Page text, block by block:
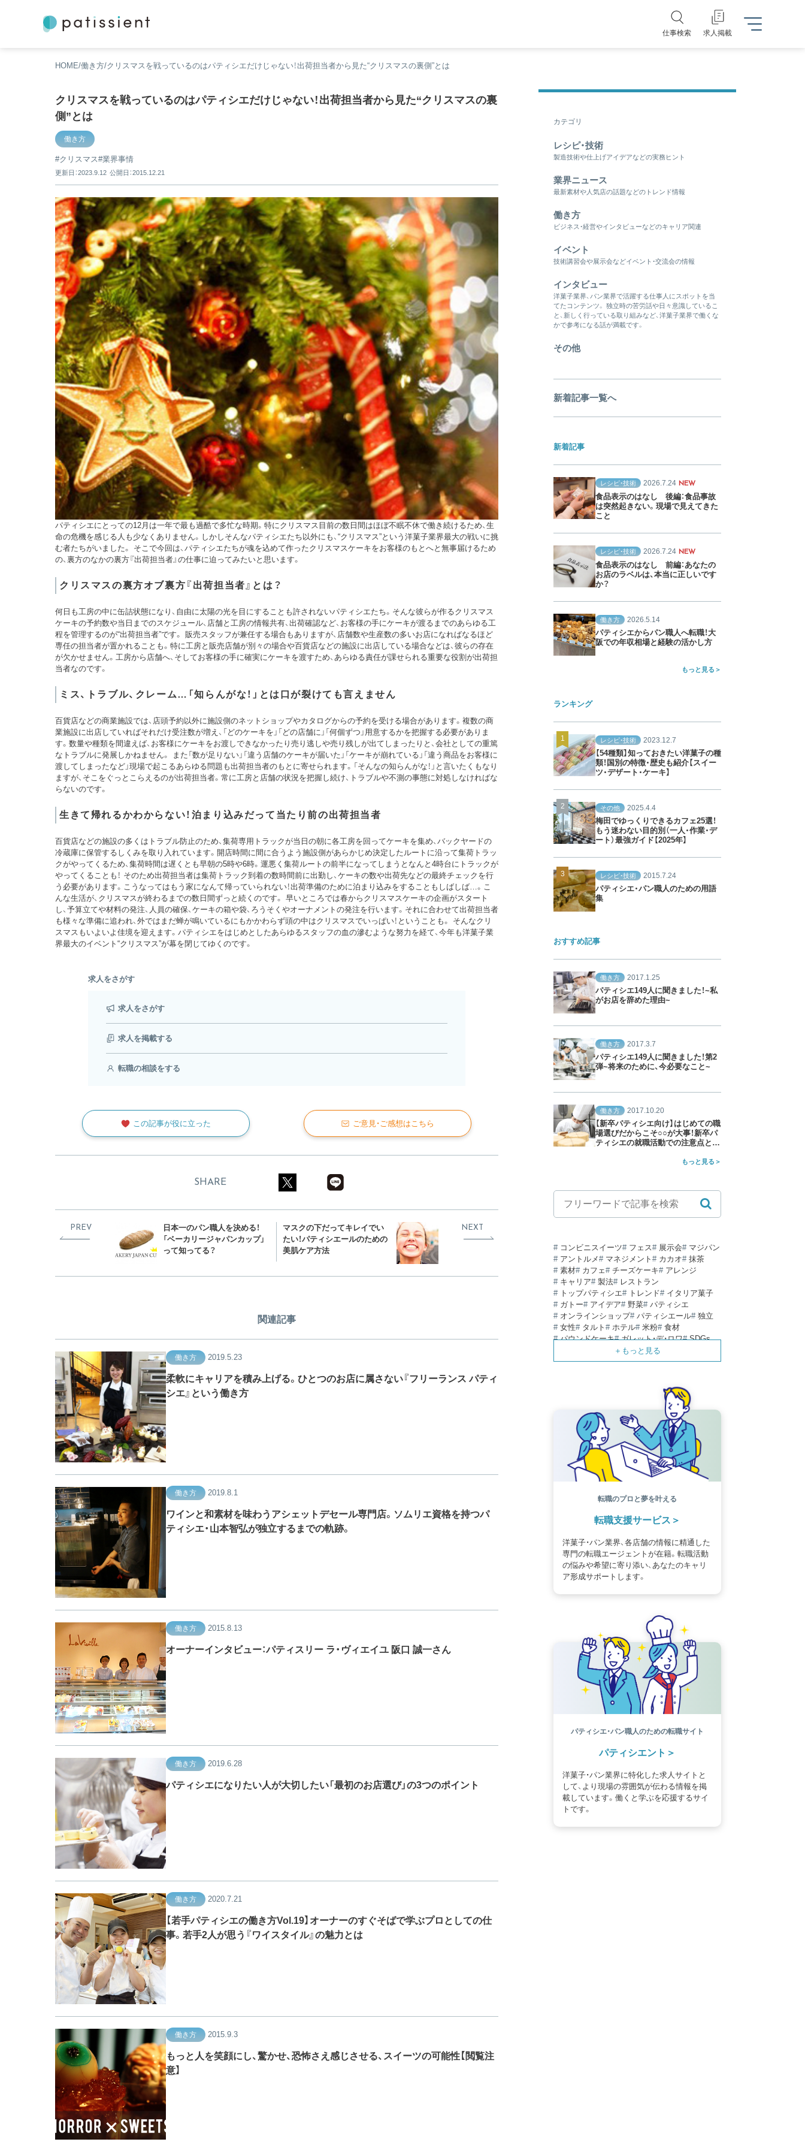
仕事検索 求人掲載
HOME 働き方 クリスマスを戦っているのはパティシエだけじゃない！出荷担当者から見た“クリスマスの裏側”とは
クリスマスを戦っているのはパティシエだけじゃない！出荷担当者から見た“クリスマスの裏
側”とは
働き方
クリスマス 業界事情
更新日：2023.9.12 公開日：2015.12.21
パティシエにとっての12月は一年で最も過酷で多忙な時期。特にクリスマス目前の数日間はほぼ不眠不休で働き続けるため、生
命の危機を感じる人も少なくありません。しかしそんなパティシエたち以外にも、“クリスマス”という洋菓子業界最大の戦いに挑
む者たちがいました。 そこで今回は、パティシエたちが魂を込めて作ったクリスマスケーキをお客様のもとへと無事届けるため
の、裏方のなかの裏方『出荷担当者』の仕事に迫ってみたいと思います。
クリスマスの裏方オブ裏方『出荷担当者』とは？
何日も工房の中に缶詰状態になり、自由に太陽の光を目にすることも許されないパティシエたち。そんな彼らが作るクリスマス
ケーキの予約数や当日までのスケジュール、店舗と工房の情報共有、出荷確認など、お客様の手にケーキが渡るまでのあらゆる工
程を管理するのが“出荷担当者”です。 販売スタッフが兼任する場合もありますが、店舗数や生産数の多いお店になればなるほど
専任の担当者が置かれることも。特に工房と販売店舗が別々の場合や百貨店などの施設に出店している場合などは、彼らの存在
が欠かせません。工房から店舗へ、そしてお客様の手に確実にケーキを渡すため、あらゆる責任が課せられる重要な役割が出荷担
当者なのです。
ミス、トラブル、クレーム…「知らんがな！」とは口が裂けても言えません
百貨店などの商業施設では、店頭予約以外に施設側のネットショップやカタログからの予約を受ける場合があります。複数の商
業施設に出店していればそれだけ受注数が増え、「どのケーキを」「どの店舗に」「何個ずつ」用意するかを把握する必要がありま
す。数量や種類を間違えば、お客様にケーキをお渡しできなかったり売り逃しや売り残しが出てしまったりと、会社としての重篤
なトラブルに発展しかねません。 また「数が足りない」「違う店舗のケーキが届いた」「ケーキが崩れている」「違う商品をお客様に
渡してしまったなど」現場で起こるあらゆる問題も出荷担当者のもとに寄せられます。「そんなの知らんがな！」と言いたくもなり
ますが、そこをぐっとこらえるのが出荷担当者。常に工房と店舗の状況を把握し続け、トラブルや不測の事態に対処しなければな
らないのです。
生きて帰れるかわからない！泊まり込みだって当たり前の出荷担当者
百貨店などの施設の多くはトラブル防止のため、集荷専用トラックが当日の朝に各工房を回ってケーキを集め、バックヤードの
冷蔵庫に保管するしくみを取り入れています。開店時間に間に合うよう施設側があらかじめ決定したルートに沿って集荷トラッ
クがやってくるため、集荷時間は遅くとも早朝の5時や6時。運悪く集荷ルートの前半になってしまうとなんと4時台にトラックが
やってくることも！ そのため出荷担当者は集荷トラック到着の数時間前に出勤し、ケーキの数や出荷先などの最終チェックを行
う必要があります。こうなってはもう家になんて帰っていられない！出荷準備のために泊まり込みをすることもしばしば…。こ
んな生活が、クリスマスが終わるまでの数日間ずっと続くのです。 早いところでは春からクリスマスケーキの企画がスタート
し、予算立てや材料の発注、人員の確保、ケーキの箱や袋、ろうそくやオーナメントの発注を行います。それに合わせて出荷担当者
も様々な準備に追われ、外ではまだ蝉が鳴いているにもかかわらず頭の中はクリスマスでいっぱい！ということも。 そんなクリ
スマスもいよいよ佳境を迎えます。パティシエをはじめとしたあらゆるスタッフの血の滲むような努力を経て、今年も洋菓子業
界最大のイベント“クリスマス”が幕を閉じてゆくのです。
求人をさがす
求人をさがす
求人を掲載する
転職の相談をする
この記事が役に立った ご意見・ご感想はこちら
SHARE
PREV
日本一のパン職人を決める！
「ベーカリージャパンカップ」
って知ってる？
NEXT
マスクの下だってキレイでい
たい！パティシエールのための
美肌ケア方法
関連記事
働き方 2019.5.23
柔軟にキャリアを積み上げる。ひとつのお店に属さない『フリーランス パティ
シエ』という働き方
働き方 2019.8.1
ワインと和素材を味わうアシェットデセール専門店。ソムリエ資格を持つパ
ティシエ・山本智弘が独立するまでの軌跡。
働き方 2015.8.13
オーナーインタビュー：パティスリー ラ・ヴィエイユ 阪口 誠一さん
働き方 2019.6.28
パティシエになりたい人が大切したい「最初のお店選び」の3つのポイント
働き方 2020.7.21
【若手パティシエの働き方Vol.19】オーナーのすぐそばで学ぶプロとしての仕
事。若手2人が思う『ワイスタイル』の魅力とは
働き方 2015.9.3
もっと人を笑顔にし、驚かせ、恐怖さえ感じさせる、スイーツの可能性【閲覧注
意】
カテゴリ
レシピ・技術
製造技術や仕上げアイデアなどの実務ヒント
業界ニュース
最新素材や人気店の話題などのトレンド情報
働き方
ビジネス・経営やインタビューなどのキャリア関連
イベント
技術講習会や展示会などイベント・交流会の情報
インタビュー
洋菓子業界、パン業界で活躍する仕事人にスポットを当
てたコンテンツ。 独立時の苦労話や日々意識しているこ
と、新しく行っている取り組みなど、洋菓子業界で働くな
かで参考になる話が満載です。
その他
新着記事一覧へ
新着記事
レシピ・技術 2026.7.24 NEW
食品表示のはなし 後編：食品事故
は突然起きない。現場で見えてきた
こと
レシピ・技術 2026.7.24 NEW
食品表示のはなし 前編：あなたの
お店のラベルは、本当に正しいです
か？
働き方 2026.5.14
パティシエからパン職人へ転職！大
阪での年収相場と経験の活かし方
もっと見る
ランキング
レシピ・技術 2023.12.7
【54種類】知っておきたい洋菓子の種
類！国別の特徴・歴史も紹介【スイー
ツ・デザート・ケーキ】
その他 2025.4.4
梅田でゆっくりできるカフェ25選！
もう迷わない目的別（一人・作業・デ
ート）最強ガイド【2025年】
レシピ・技術 2015.7.24
パティシエ・パン職人のための用語
集
おすすめ記事
働き方 2017.1.25
パティシエ149人に聞きました！~私
がお店を辞めた理由~
働き方 2017.3.7
パティシエ149人に聞きました！第2
弾~将来のために、今必要なこと~
働き方 2017.10.20
【新卒パティシエ向け】はじめての職
場選びだからこそ○○が大事！新卒パ
ティシエの就職活動での注意点と
もっと見る
コンビニスイーツ フェス 展示会
マジパン
アントルメ
マネジメント カカオ
抹茶
素材
カフェ チーズケーキ
アレンジ
キャリア
製法
レストラン
トップパティシエ
トレンド
イタリア菓子
ガトー
アイデア 野菜
パティシエ
オンラインショップ
パティシエール
独立
女性
タルト ホテル 米粉
食材
パウンドケーキ
ガレット・デ・ロワ
SDGs
モンブラン
書籍紹介
基礎知識
海外 イースター
フルーツ
コンテスト
販売促進
就職活動
スイーツ
IT 業界事情
講習会
潜入レポート
クリスマス
新人パティシエ
インタビュー
アンケート
働き方
フリーランス
専門店 コロナ対策
デザイン
ウェデイングケーキ
バレンタイン
ショコラティエ
アジア
ベーカリー
ワークライフバランス
生菓子
オーブン担当
チョコレート
身体のケア
転職のプロと夢を叶える
転職支援サービス
洋菓子・パン業界、各店舗の情報に精通した
専門の転職エージェントが在籍。転職活動
の悩みや希望に寄り添い、あなたのキャリ
ア形成サポートします。
パティシエ・パン職人のための転職サイト
パティシエント
洋菓子・パン業界に特化した求人サイトと
して、より現場の雰囲気が伝わる情報を掲
載しています。働くと学ぶを応援するサイ
トです。